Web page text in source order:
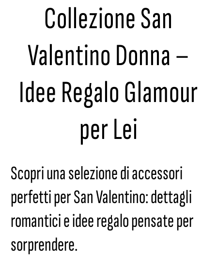
Collezione San
Valentino Donna –
Idee Regalo Glamour
per Lei
Scopri una selezione di accessori
perfetti per San Valentino: dettagli
romantici e idee regalo pensate per
sorprendere.